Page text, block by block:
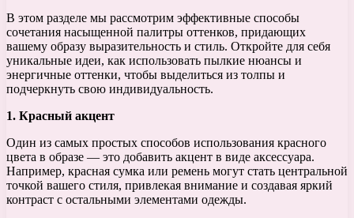
В этом разделе мы рассмотрим эффективные способы
сочетания насыщенной палитры оттенков, придающих
вашему образу выразительность и стиль. Откройте для себя
уникальные идеи, как использовать пылкие нюансы и
энергичные оттенки, чтобы выделиться из толпы и
подчеркнуть свою индивидуальность.
1. Красный акцент
Один из самых простых способов использования красного
цвета в образе — это добавить акцент в виде аксессуара.
Например, красная сумка или ремень могут стать центральной
точкой вашего стиля, привлекая внимание и создавая яркий
контраст с остальными элементами одежды.